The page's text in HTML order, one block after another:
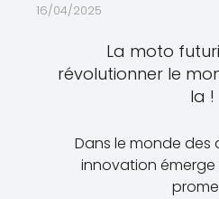
16/04/2025
La moto
révolutionner le
la !
Dans le monde des
innovation